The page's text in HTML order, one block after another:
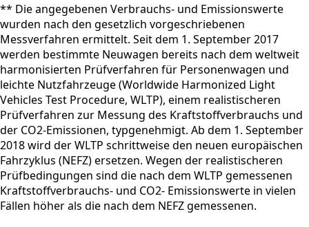
** Die angegebenen Verbrauchs- und Emissionswerte
wurden nach den gesetzlich vorgeschriebenen
Messverfahren ermittelt. Seit dem 1. September 2017
werden bestimmte Neuwagen bereits nach dem weltweit
harmonisierten Prüfverfahren für Personenwagen und
leichte Nutzfahrzeuge (Worldwide Harmonized Light
Vehicles Test Procedure, WLTP), einem realistischeren
Prüfverfahren zur Messung des Kraftstoffverbrauchs und
der CO2-Emissionen, typgenehmigt. Ab dem 1. September
2018 wird der WLTP schrittweise den neuen europäischen
Fahrzyklus (NEFZ) ersetzen. Wegen der realistischeren
Prüfbedingungen sind die nach dem WLTP gemessenen
Kraftstoffverbrauchs- und CO2- Emissionswerte in vielen
Fällen höher als die nach dem NEFZ gemessenen.